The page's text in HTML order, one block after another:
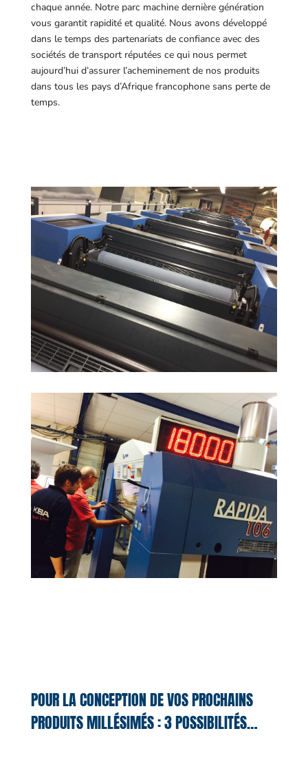
chaque année. Notre parc machine dernière génération
vous garantit rapidité et qualité. Nous avons développé
dans le temps des partenariats de confiance avec des
sociétés de transport réputées ce qui nous permet
aujourd’hui d’assurer l’acheminement de nos produits
dans tous les pays d’Afrique francophone sans perte de
temps.
POUR LA CONCEPTION DE VOS PROCHAINS
PRODUITS MILLÉSIMÉS : 3 POSSIBILITÉS…